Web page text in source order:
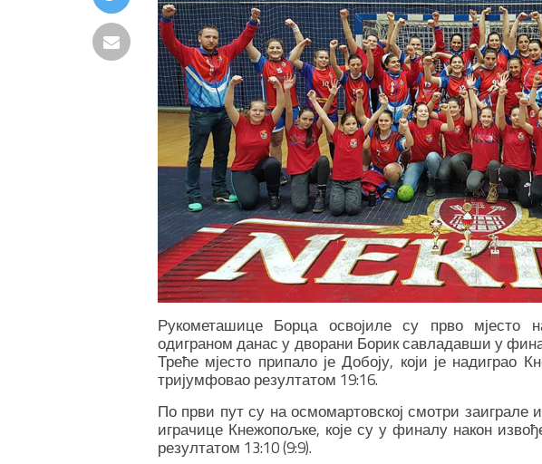
Рукометашице Борца освојиле су прво мјесто
одиграном данас у дворани Борик савладавши у
Треће мјесто припало је Добоју, који је надиграо
тријумфовао резултатом 19:16.
По први пут су на осмомартовској смотри заиграле
играчице Кнежопољке, које су у финалу након
резултатом 13:10 (9:9).